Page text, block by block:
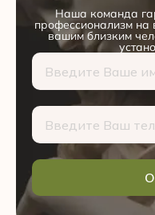
Наша команда
профессионализм на
вашим близким